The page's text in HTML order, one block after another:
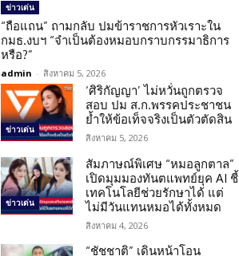
ข่าวเด่น
“ถือแถน” ถามกลับ ปมข้าราชการหัวเราะใน
กมธ.งบฯ “จำเป็นต้องหมอบกราบกรรมาธิการ
หรือ?”
admin - สิงหาคม 5, 2026
ข่าวเด่น
‘ศิริกัญญา’ ไม่หวั่นถูกตรวจ
สอบ ปม ส.ก.พรรคประชาชน
ย้ำให้ข้อเท็จจริงเป็นตัวตัดสิน
สิงหาคม 5, 2026
ข่าวเด่น
สัมภาษณ์พิเศษ “หมอลูกตาล”
เปิดมุมมองทันตแพทย์ยุค AI ชี้
เทคโนโลยีช่วยรักษาได้ แต่
ไม่มีวันแทนหมอได้ทั้งหมด
สิงหาคม 4, 2026
“ชัชชาติ” เดินหน้าโอน